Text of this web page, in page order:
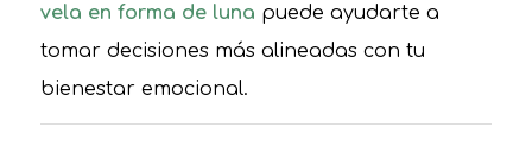
vela en forma de luna puede ayudarte a
tomar decisiones más alineadas con tu
bienestar emocional.